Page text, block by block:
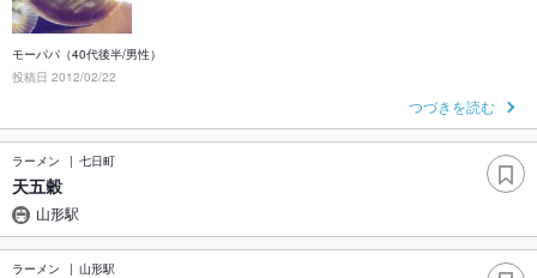
モーパパ（40代後半/男性）
投稿日 2012/02/22
つづきを読む
ラーメン 七日町
天五穀
山形駅
ラーメン 山形駅